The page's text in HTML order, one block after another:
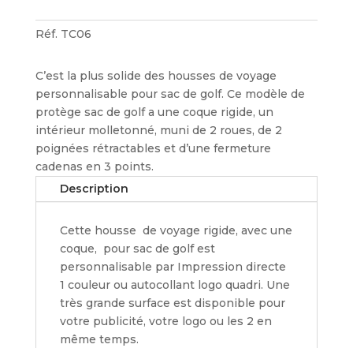
Réf. TC06
C’est la plus solide des housses de voyage
personnalisable pour sac de golf. Ce modèle de
protège sac de golf a une coque rigide, un
intérieur molletonné, muni de 2 roues, de 2
poignées rétractables et d’une fermeture
cadenas en 3 points.
Description
Cette housse de voyage rigide, avec une
coque, pour sac de golf est
personnalisable par Impression directe
1 couleur ou autocollant logo quadri. Une
très grande surface est disponible pour
votre publicité, votre logo ou les 2 en
même temps.